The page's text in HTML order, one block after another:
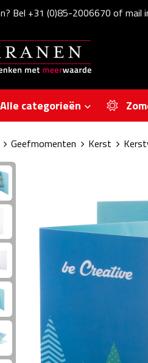
Bel +31 (0)85-2006670 of mail
Alle categorieën
Geefmomenten Kerst